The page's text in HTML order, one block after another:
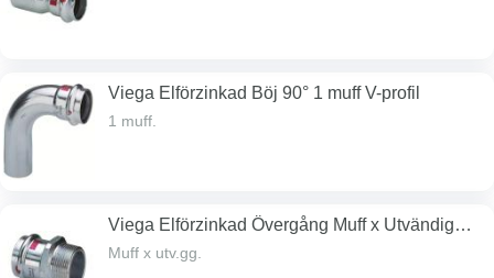
Viega Elförzinkad Böj 90° 1 muff V-profil
1 muff.
Viega Elförzinkad Övergång Muff x Utvändig
gänga V-profil
Muff x utv.gg.